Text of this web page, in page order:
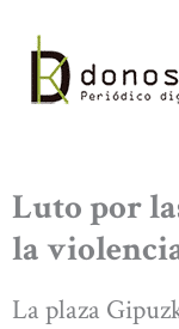
contenido
Luto por
la
La plaza